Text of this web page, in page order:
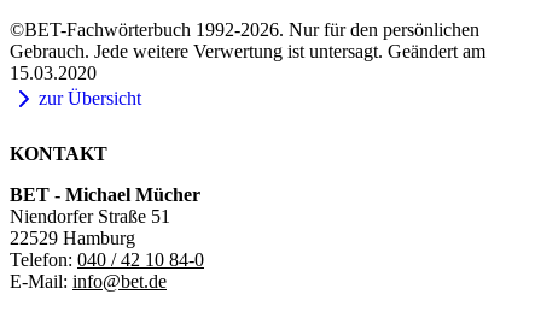
©BET-Fachwörterbuch 1992-2026. Nur für den persönlichen
Gebrauch. Jede weitere Verwertung ist untersagt. Geändert am
15.03.2020
zur Übersicht
KONTAKT
BET - Michael Mücher
Niendorfer Straße 51
22529 Hamburg
Telefon: 040 / 42 10 84-0
E-Mail: info@bet.de